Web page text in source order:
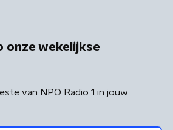
onze wekelijkse
van NPO Radio 1 in jouw